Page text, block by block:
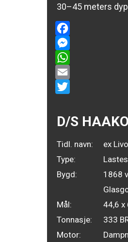
30–45 meters
Facebook
Messenger
WhatsApp
Email
D/S
Tidl. navn:
ex
Type:
Bygd:
1868
Mål:
44,6 x
Tonnasje:
333
Motor: